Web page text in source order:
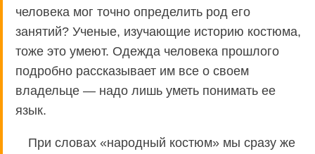
человека мог точно определить род его
занятий? Ученые, изучающие историю костюма,
тоже это умеют. Одежда человека прошлого
подробно рассказывает им все о своем
владельце — надо лишь уметь понимать ее
язык.
При словах «народный костюм» мы сразу же